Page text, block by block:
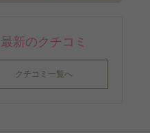
最新のクチコミ
クチコミ一覧へ